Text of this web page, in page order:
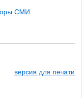
СМИ
версия для печати